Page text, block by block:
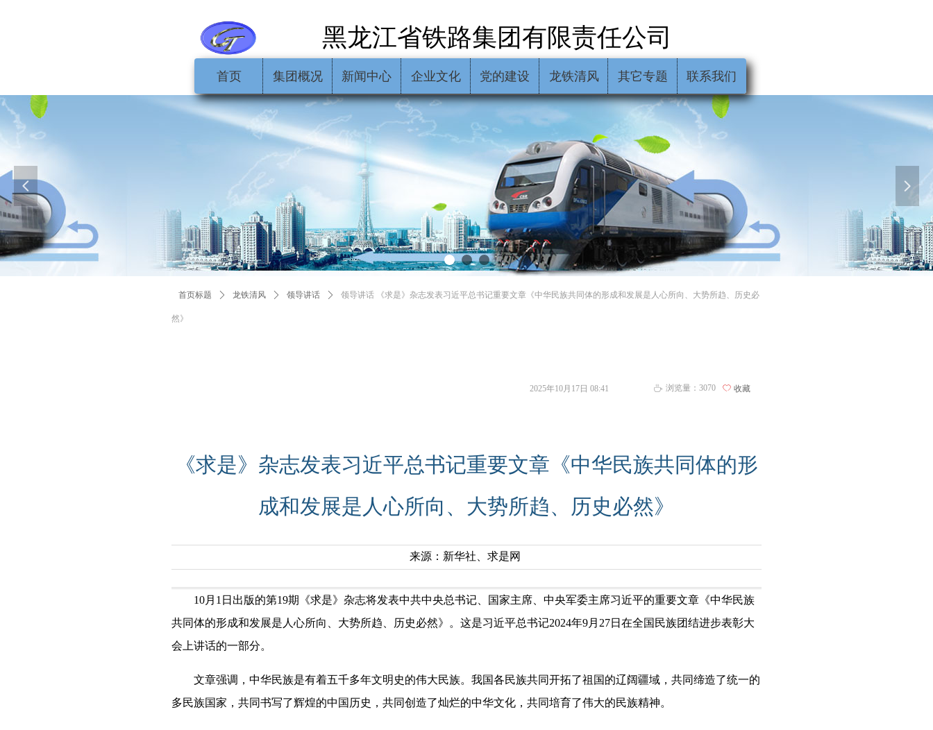
首页 集团概况 新闻中心 企业文化 党的建设 龙铁清风 其它专题 联系我们
넳 넲
黑龙江省铁路集团有限责任公司
首页标题 ꄲ 龙铁清风 ꄲ 领导讲话 ꄲ 领导讲话 《求是》杂志发表习近平总书记重要文章《中华民族共同体的形成和发展是人心所向、大势所趋、历史必
然》
《求是》杂志发表习近平总书记重要文章《中华民族共同体的形
成和发展是人心所向、大势所趋、历史必然》
来源：新华社、求是网
10月1日出版的第19期《求是》杂志将发表中共中央总书记、国家主席、中央军委主席习近平的重要文章《中华民族
共同体的形成和发展是人心所向、大势所趋、历史必然》。这是习近平总书记2024年9月27日在全国民族团结进步表彰大
会上讲话的一部分。
文章强调，中华民族是有着五千多年文明史的伟大民族。我国各民族共同开拓了祖国的辽阔疆域，共同缔造了统一的
多民族国家，共同书写了辉煌的中国历史，共同创造了灿烂的中华文化，共同培育了伟大的民族精神。
2025年10月17日 08:41 ꄘ 浏览量： 3070 ꄀ 收藏